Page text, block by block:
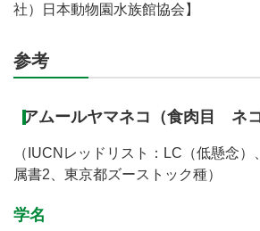
社）日本動物園水族館協会】
参考
アムールヤマネコ（食肉目 ネコ
（IUCNレッドリスト：LC（低懸念
属書2、東京都ズーストック種）
学名